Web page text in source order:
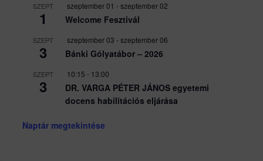
SZEPT
1
szeptember 01 -szeptember 02
Welcome Fesztivál
SZEPT
3
szeptember 03 -szeptember 06
Bánki Gólyatábor – 2026
SZEPT
3
10:15 - 13:00
DR. VARGA PÉTER JÁNOS egyetemi
docens habilitációs eljárása
Naptár megtekintése